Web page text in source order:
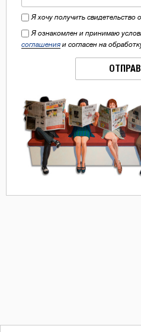
Я хочу получить свидетельство
Я ознакомлен и принимаю
соглашения и согласен на